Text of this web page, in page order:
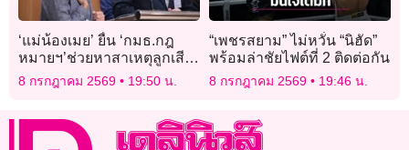
‘แม่น้องเมย’ ยื่น ‘กมธ.กฎ
หมายฯ’ช่วยหาสาเหตุลูกเสีย
ชีวิต ‘รังสิมันต์’รับหารือกมธ.
8 กรกฎาคม 2569 19:50 น.
“เพชรสยาม” ไม่หวั่น “นิฮัด”
พร้อมล่าชัยไฟต์ที่ 2 ติดต่อกัน
8 กรกฎาคม 2569 19:46 น.